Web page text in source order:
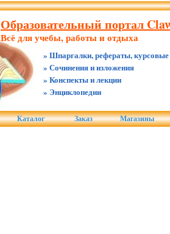
Образовательный портал
Всё для учебы, работы и отдыха
» Шпаргалки, рефераты, курсовые
» Сочинения и изложения
» Конспекты и лекции
» Энциклопедии
Каталог Заказ Магазины